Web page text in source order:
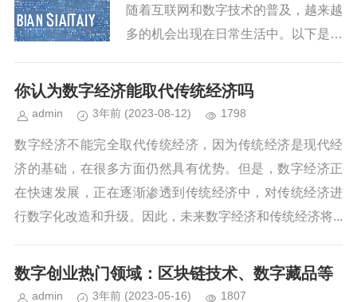
随着互联网和数字技术的普及，越来越
多的机会出现在日常生活中。以下是一
程、数据分析、数字营销、网络安全等
你认为数字经济能取代传统经济吗
admin 3年前 (2023-08-12) 1798
数字经济不能完全取代传统经济，因为传统经济是现代经
济的基础，在很多方面仍然具有优势。但是，数字经济正
在快速发展，正在逐渐渗透到传统经济中，对传统经济进
行数字化改造和升级。因此，未来数字经济和传统经济将...
数字创业热门领域：区块链技术、数字藏品等
admin 3年前 (2023-05-16) 1807